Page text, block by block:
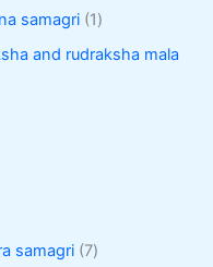
samagri 1
and rudraksha mala
samagri 7